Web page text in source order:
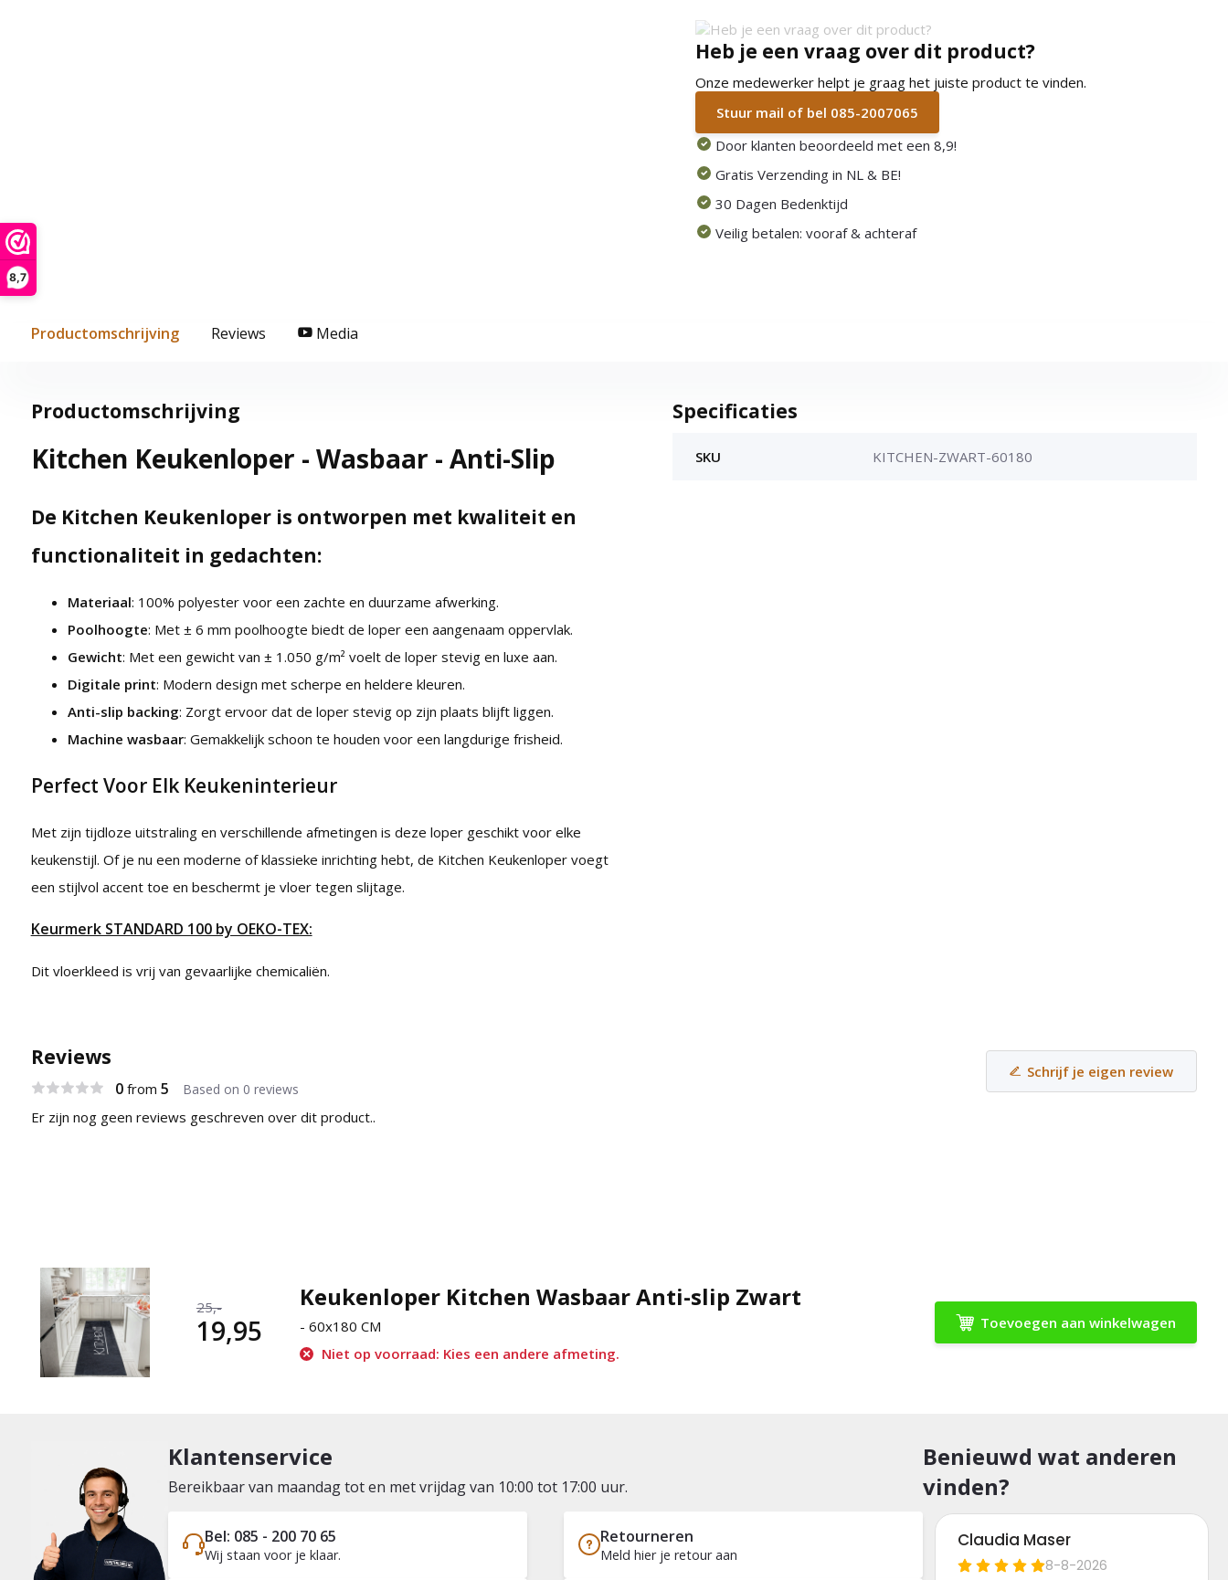
8,7
Heb je een vraag over dit product?
Onze medewerker helpt je graag het juiste product te vinden.
Stuur mail of bel 085-2007065
Door klanten beoordeeld met een 8,9!
Gratis Verzending in NL & BE!
30 Dagen Bedenktijd
Veilig betalen: vooraf & achteraf
Productomschrijving Reviews Media
Productomschrijving
Kitchen Keukenloper - Wasbaar - Anti-Slip
De Kitchen Keukenloper is ontworpen met kwaliteit en
functionaliteit in gedachten:
Materiaal: 100% polyester voor een zachte en duurzame afwerking.
Poolhoogte: Met ± 6 mm poolhoogte biedt de loper een aangenaam oppervlak.
Gewicht: Met een gewicht van ± 1.050 g/m² voelt de loper stevig en luxe aan.
Digitale print: Modern design met scherpe en heldere kleuren.
Anti-slip backing: Zorgt ervoor dat de loper stevig op zijn plaats blijft liggen.
Machine wasbaar: Gemakkelijk schoon te houden voor een langdurige frisheid.
Perfect Voor Elk Keukeninterieur
Met zijn tijdloze uitstraling en verschillende afmetingen is deze loper geschikt voor elke
keukenstijl. Of je nu een moderne of klassieke inrichting hebt, de Kitchen Keukenloper voegt
een stijlvol accent toe en beschermt je vloer tegen slijtage.
Keurmerk STANDARD 100 by OEKO-TEX:
Dit vloerkleed is vrij van gevaarlijke chemicaliën.
Specificaties
SKU KITCHEN-ZWART-60180
Reviews
0from 5 Based on 0 reviews
Schrijf je eigen review
Er zijn nog geen reviews geschreven over dit product..
25,-
19,95
Keukenloper Kitchen Wasbaar Anti-slip Zwart
- 60x180 CM
Niet op voorraad: Kies een andere afmeting.
Toevoegen aan winkelwagen
Klantenservice
Bereikbaar van maandag tot en met vrijdag van 10:00 tot 17:00 uur.
Bel: 085 - 200 70 65
Wij staan voor je klaar.
Retourneren
Meld hier je retour aan
Benieuwd wat anderen
vinden?